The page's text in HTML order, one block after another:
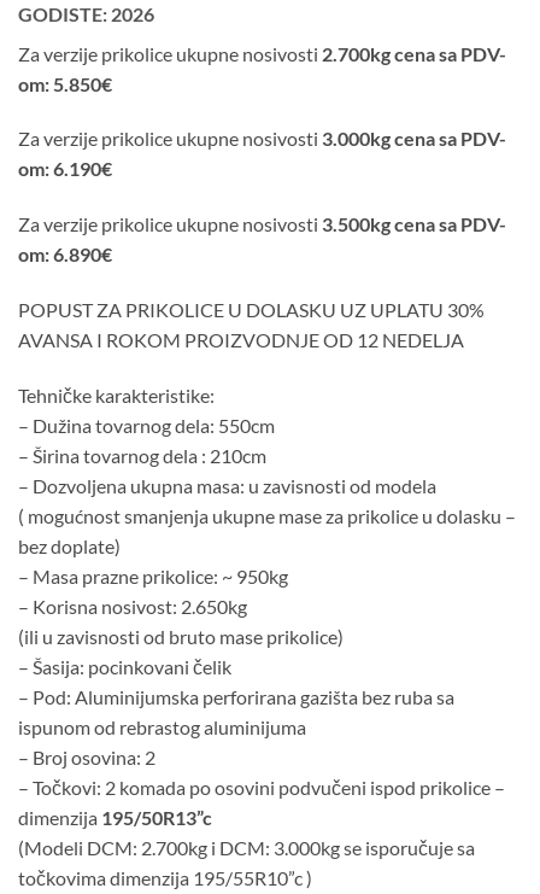
GODISTE: 2026
Za verzije prikolice ukupne nosivosti 2.700kg cena sa PDV-
om: 5.850€
Za verzije prikolice ukupne nosivosti 3.000kg cena sa PDV-
om: 6.190€
Za verzije prikolice ukupne nosivosti 3.500kg cena sa PDV-
om: 6.890€
POPUST ZA PRIKOLICE U DOLASKU UZ UPLATU 30%
AVANSA I ROKOM PROIZVODNJE OD 12 NEDELJA
Tehničke karakteristike:
– Dužina tovarnog dela: 550cm
– Širina tovarnog dela : 210cm
– Dozvoljena ukupna masa: u zavisnosti od modela
( mogućnost smanjenja ukupne mase za prikolice u dolasku –
bez doplate)
– Masa prazne prikolice: ~ 950kg
– Korisna nosivost: 2.650kg
(ili u zavisnosti od bruto mase prikolice)
– Šasija: pocinkovani čelik
– Pod: Aluminijumska perforirana gazišta bez ruba sa
ispunom od rebrastog aluminijuma
– Broj osovina: 2
– Točkovi: 2 komada po osovini podvučeni ispod prikolice –
dimenzija 195/50R13”c
(Modeli DCM: 2.700kg i DCM: 3.000kg se isporučuje sa
točkovima dimenzija 195/55R10”c )